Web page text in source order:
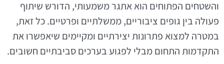
והשטחים הפתוחים הוא אתגר משמעותי, הדורש שיתוף
פעולה בין גופים ציבוריים, ממשלתיים ופרטיים. כל זאת,
במטרה למצוא פתרונות יצירתיים ומקיימים שיאפשרו את
התקדמות התחום מבלי לפגוע בערכים סביבתיים חשובים.